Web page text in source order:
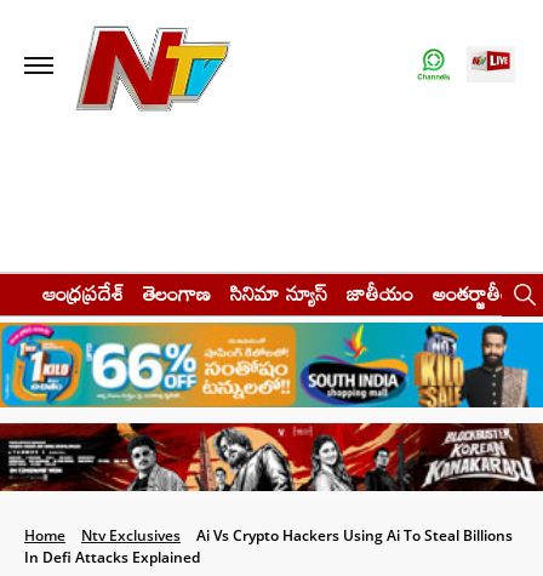
ఆంధ్రప్రదేశ్ తెలంగాణ సినిమా న్యూస్ జాతీయం అంతర్జాతీయం
Home Ntv Exclusives
Ai Vs Crypto Hackers Using Ai To Steal Billions
In Defi Attacks Explained